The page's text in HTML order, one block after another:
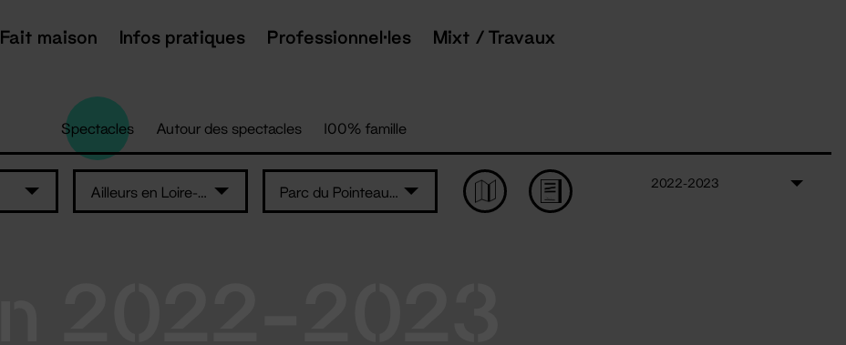
Fait maison Infos pratiques Professionnel·les Mixt / Travaux
Spectacles Autour des spectacles 100% famille
Ailleurs en Loire-Atlantique Parc du Pointeau - Saint-Brévin-les-Pins
2022-2023